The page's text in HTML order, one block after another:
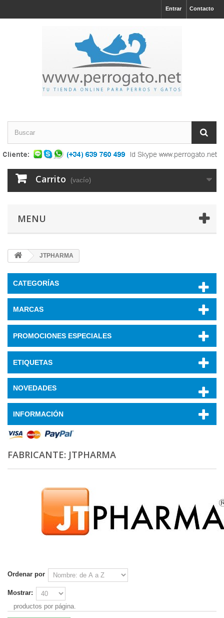
Contacto
Entrar
Carrito (vacío)
MENU
JTPHARMA
CATEGORÍAS
MARCAS
PROMOCIONES ESPECIALES
ETIQUETAS
NOVEDADES
INFORMACIÓN
FABRICANTE: JTPHARMA
Ordenar por
Mostrar:
productos por página.